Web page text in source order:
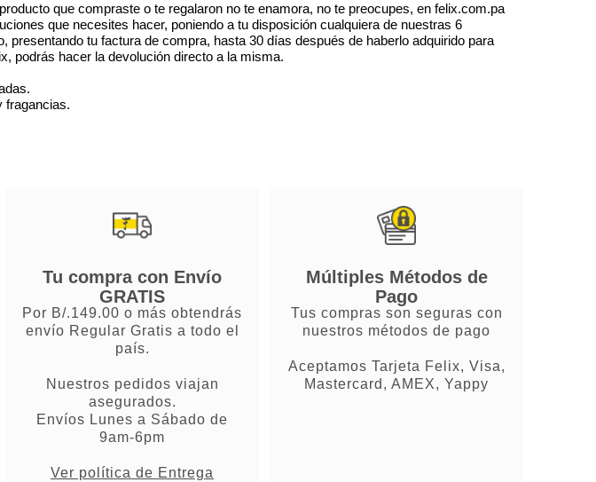
que compraste o te regalaron no te enamora, no te preocupes, en felix.com.pa
que necesites hacer, poniendo a tu disposición cualquiera de nuestras 6
tu factura de compra, hasta 30 días después de haberlo adquirido para
podrás hacer la devolución directo a la misma.
fragancias.
Tu compra con Envío
GRATIS
Por B/.149.00 o más obtendrás
envío Regular Gratis a todo el
país.
Nuestros pedidos viajan
asegurados.
Envíos Lunes a Sábado de
9am-6pm
Ver política de Entrega
Múltiples Métodos de
Pago
Tus compras son seguras con
nuestros métodos de pago
Aceptamos Tarjeta Felix, Visa,
Mastercard, AMEX, Yappy